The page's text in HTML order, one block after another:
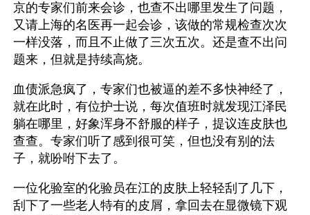
京的专家们前来会诊，也查不出哪里发生了问题，
又请上海的名医再一起会诊，该做的常规检查次次
一样没落，而且不止做了三次五次。还是查不出问
题来，但就是持续高烧。
血债派急疯了，专家们也被逼的差不多快神经了，
就在此时，有位护士说，每次值班时就发现江泽民
躺在哪里，好象浑身不舒服的样子，提议连皮肤也
查查。专家们听了感到很可笑，但也没有别的法
子，就吩咐下去了。
一位化验室的化验员在江的皮肤上轻轻刮了几下，
刮下了一些老人特有的皮屑，拿回去在显微镜下观